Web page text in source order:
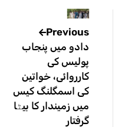
Previous
دادو میں پنجاب
پولیس کی
کارروائی، خواتین
کی اسمگلنگ کیس
میں زمیندار کا بیٹا
گرفتار